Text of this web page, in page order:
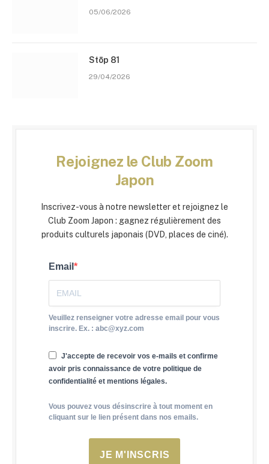
05/06/2026
Stōp 81
29/04/2026
Rejoignez le Club Zoom
Japon
Inscrivez-vous à notre newsletter et rejoignez le
Club Zoom Japon : gagnez régulièrement des
produits culturels japonais (DVD, places de ciné).
Email
Veuillez renseigner votre adresse email pour vous
inscrire. Ex. : abc@xyz.com
J'accepte de recevoir vos e-mails et confirme
avoir pris connaissance de votre politique de
confidentialité et mentions légales.
Vous pouvez vous désinscrire à tout moment en
cliquant sur le lien présent dans nos emails.
JE M'INSCRIS